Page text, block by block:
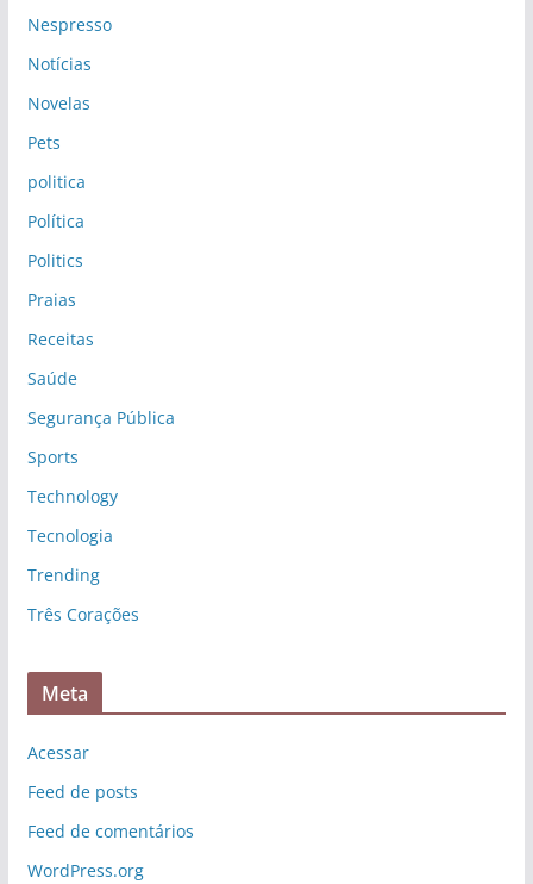
Nespresso
Notícias
Novelas
Pets
politica
Política
Politics
Praias
Receitas
Saúde
Segurança Pública
Sports
Technology
Tecnologia
Trending
Três Corações
Meta
Acessar
Feed de posts
Feed de comentários
WordPress.org